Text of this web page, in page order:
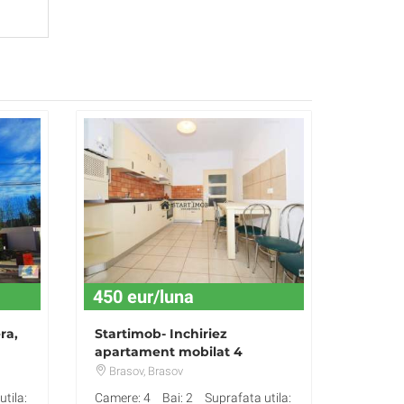
450 eur/luna
Startimob- Inchiriez
apartament mobilat 4
camere in vila
Brasov, Brasov
Camere: 4 Bai: 2 Suprafata utila: